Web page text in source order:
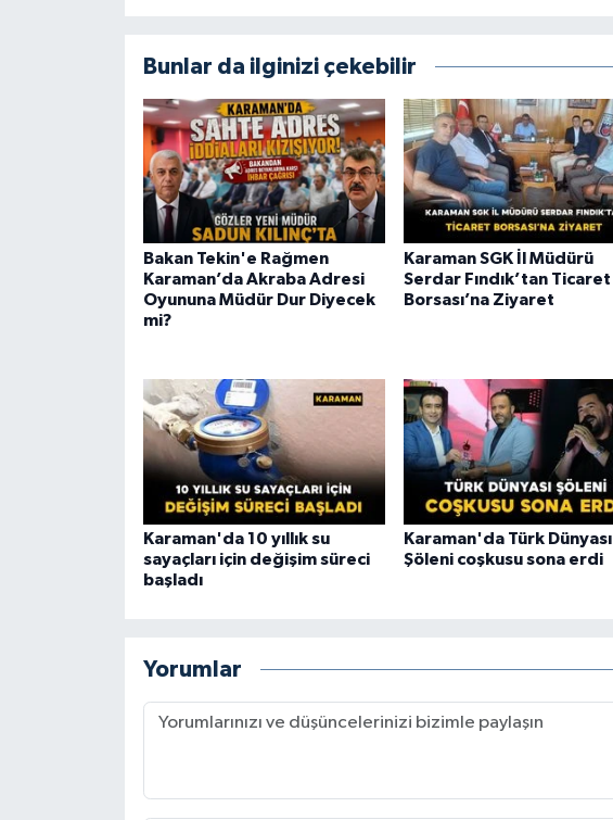
Bunlar da ilginizi çekebilir
Bakan Tekin'e Rağmen
Karaman’da Akraba Adresi
Oyununa Müdür Dur Diyecek
mi?
Karaman SGK İl Müdürü
Serdar Fındık’tan Ticaret
Borsası’na Ziyaret
Karaman'da 10 yıllık su
sayaçları için değişim süreci
başladı
Karaman'da Türk Dünyası
Şöleni coşkusu sona erdi
Yorumlar